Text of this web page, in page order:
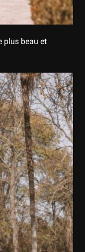
plus beau et